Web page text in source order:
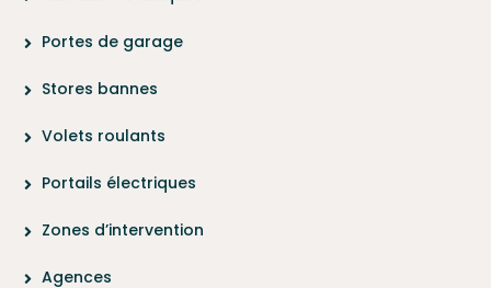
Portes de garage
Stores bannes
Volets roulants
Portails électriques
Zones d’intervention
Agences